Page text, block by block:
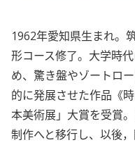
1962年愛知県生まれ。
形コース修了。大学時
め、驚き盤やゾートロ
的に発展させた作品《
本美術展」大賞を受賞
制作へと移行し、以後